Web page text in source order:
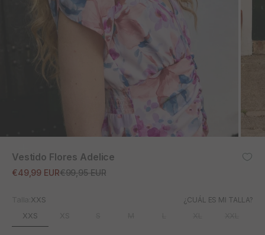
Vestido Flores Adelice
Precio de oferta
€49,99 EURPrecio normal
€99,95 EUR
XXS ¿CUÁL ES MI TALLA?
XXS